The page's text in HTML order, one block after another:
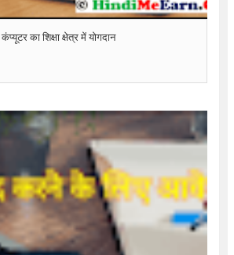
कंप्यूटर का शिक्षा क्षेत्र में योगदान